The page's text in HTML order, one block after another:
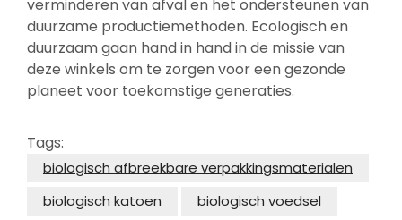
verminderen van afval en het ondersteunen van
duurzame productiemethoden. Ecologisch en
duurzaam gaan hand in hand in de missie van
deze winkels om te zorgen voor een gezonde
planeet voor toekomstige generaties.
Tags:
biologisch afbreekbare verpakkingsmaterialen
biologisch katoen
biologisch voedsel